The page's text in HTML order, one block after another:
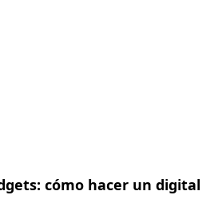
cómo hacer un digital